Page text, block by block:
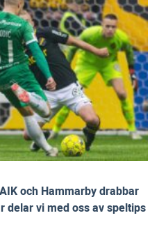
och Hammarby drabbar
delar vi med oss av speltips